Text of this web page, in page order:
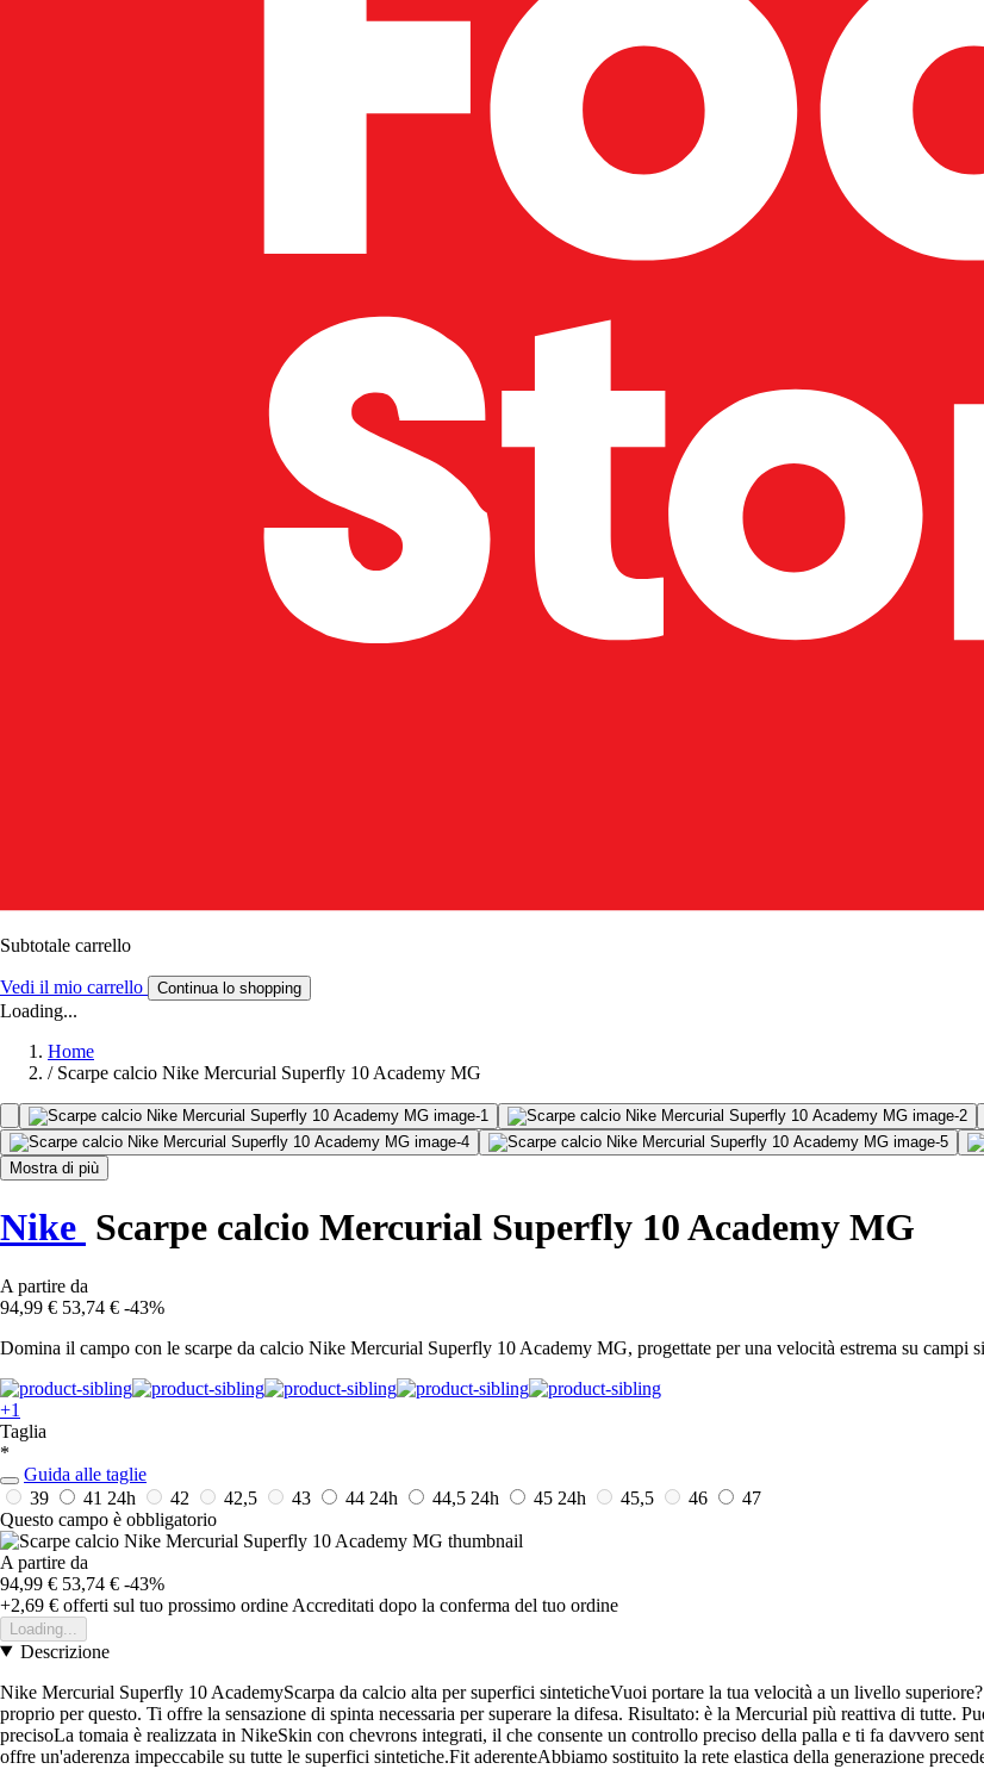
Subtotale carrello
Vedi il mio carrello Continua lo shopping
Loading...
Home
/ Scarpe calcio Nike Mercurial Superfly 10 Academy MG
Mostra di più
Nike Scarpe calcio Mercurial Superfly 10 Academy MG
A partire da
94,99 € 53,74 € -43%
Domina il campo con le scarpe da calcio Nike Mercurial Superfly 10 Academy MG, progettate per una velocità estrema su campi
+1
Taglia
*
Guida alle taglie
39
41 24h 42 42,5 43 44 24h 44,5 24h 45 24h 45,5 46
47
Questo campo è obbligatorio
A partire da
94,99 € 53,74 € -43%
+2,69 € offerti sul tuo prossimo ordine Accreditati dopo la conferma del tuo ordine
Loading...
Descrizione
Nike Mercurial Superfly 10 AcademyScarpa da calcio alta per superfici sinteticheVuoi portare la tua velocità a un livello
proprio per questo. Ti offre la sensazione di spinta necessaria per superare la difesa. Risultato: è la Mercurial più reattiva di tutte.
precisoLa tomaia è realizzata in NikeSkin con chevrons integrati, il che consente un controllo preciso della palla e ti fa davvero
offre un'aderenza impeccabile su tutte le superfici sintetiche.Fit aderenteAbbiamo sostituito la rete elastica della generazione